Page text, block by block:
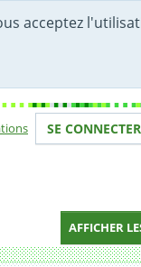
acceptez
Votre
SE CONNECTER
AFFICHER